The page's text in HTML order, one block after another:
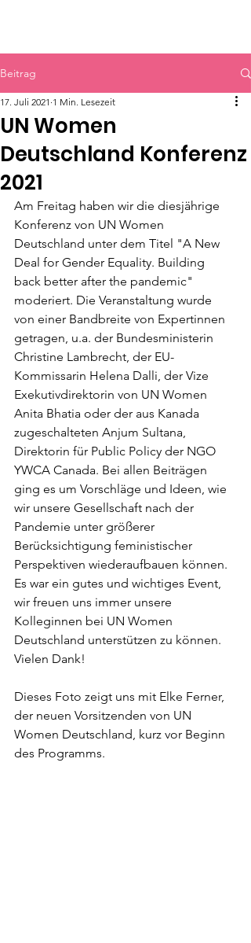
Beitrag
UN Women
Deutschland Konferenz
2021
17. Juli 2021 1 Min. Lesezeit
Am Freitag haben wir die diesjährige
Konferenz von UN Women
Deutschland unter dem Titel "A New
Deal for Gender Equality. Building
back better after the pandemic"
moderiert. Die Veranstaltung wurde
von einer Bandbreite von Expertinnen
getragen, u.a. der Bundesministerin
Christine Lambrecht, der EU-
Kommissarin Helena Dalli, der Vize
Exekutivdirektorin von UN Women
Anita Bhatia oder der aus Kanada
zugeschalteten Anjum Sultana,
Direktorin für Public Policy der NGO
YWCA Canada. Bei allen Beiträgen
ging es um Vorschläge und Ideen, wie
wir unsere Gesellschaft nach der
Pandemie unter größerer
Berücksichtigung feministischer
Perspektiven wiederaufbauen können.
Es war ein gutes und wichtiges Event,
wir freuen uns immer unsere
Kolleginnen bei UN Women
Deutschland unterstützen zu können.
Vielen Dank!
Dieses Foto zeigt uns mit Elke Ferner,
der neuen Vorsitzenden von UN
Women Deutschland, kurz vor Beginn
des Programms.